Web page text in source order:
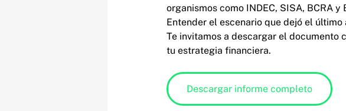
organismos como INDEC, SISA, BCRA y
Entender el escenario que dejó el
Te invitamos a descargar el
tu estrategia financiera.
Descargar informe completo